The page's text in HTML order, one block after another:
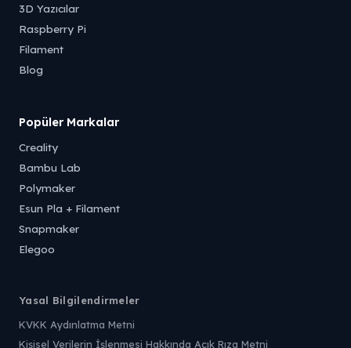
3D Yazıcılar
Raspberry Pi
Filament
Blog
Popüler Markalar
Creality
Bambu Lab
Polymaker
Esun Pla + Filament
Snapmaker
Elegoo
Yasal Bilgilendirmeler
KVKK Aydınlatma Metni
Kişisel Verilerin İşlenmesi Hakkında Açık Rıza Metni